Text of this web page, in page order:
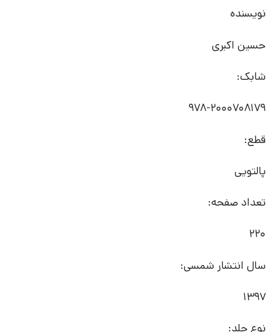
نویسنده
حسین اکبری
شابک:
978-2000708179
قطع:
پالتویی
تعداد صفحه:
220
سال انتشار شمسی:
1397
نوع جلد: